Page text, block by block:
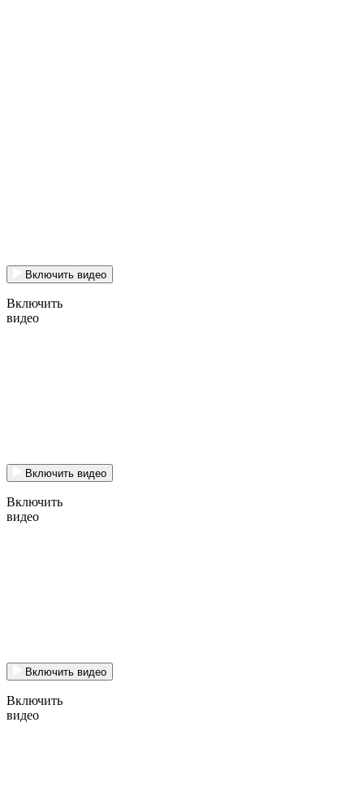
Включить видео
Включить
видео
Включить видео
Включить
видео
Включить видео
Включить
видео